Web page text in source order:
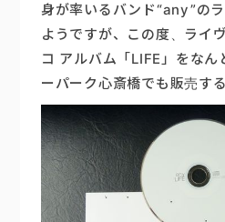
楽器販売
身が率いるバンド“any”の
ようですが、この度、ライ
コ アルバム 「LIFE」をな
ーパーク心斎橋でも販売す